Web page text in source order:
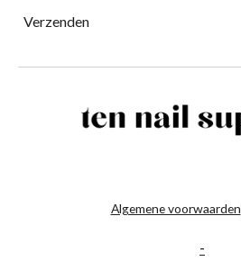
Verzenden
Algemene voorwaarden
-